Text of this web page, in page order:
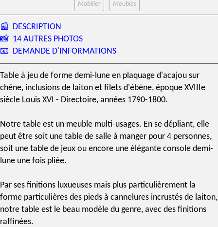
Mobilier
Meubles
📰 DESCRIPTION
📸 14 AUTRES PHOTOS
📧 DEMANDE D'INFORMATIONS
Table à jeu de forme demi-lune en plaquage d'acajou sur
chêne, inclusions de laiton et filets d'ébène, époque XVIIIe
siècle Louis XVI - Directoire, années 1790-1800.
Notre table est un meuble multi-usages. En se dépliant, elle
peut être soit une table de salle à manger pour 4 personnes,
soit une table de jeux ou encore une élégante console demi-
lune une fois pliée.
Par ses finitions luxueuses mais plus particulièrement la
forme particulières des pieds à cannelures incrustés de laiton,
notre table est le beau modèle du genre, avec des finitions
raffinées.